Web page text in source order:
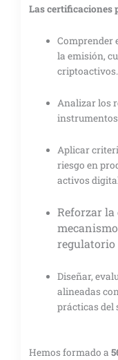
Las certificaciones
Comprender
la emisión,
criptoactivos.
Analizar los
Aplicar
riesgo en
activos
Reforzar
regulatorio
Diseñar,
alineadas
prácticas del
Hemos formado a